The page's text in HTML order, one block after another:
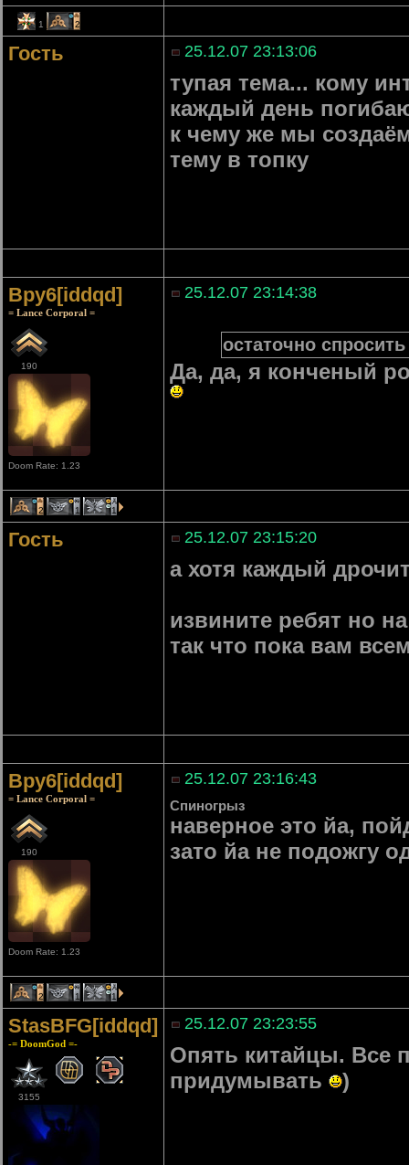
1 2
Гость 25.12.07 23:13:06
тупая тема... кому
каждый день
к чему же мы
тему в топку
Bpy6[iddqd]
= Lance Corporal =
190
Doom Rate: 1.23
25.12.07 23:14:38
остаточно
Да, да, я конченый
2 1 1
Гость 25.12.07 23:15:20
а хотя каждый
извините ребят но
так что пока вам
Bpy6[iddqd]
= Lance Corporal =
190
Doom Rate: 1.23
25.12.07 23:16:43
Спиногрыз
наверное это йа,
зато йа не подожгу
2 1 1
StasBFG[iddqd]
-= DoomGod =-
3155
25.12.07 23:23:55
Опять китайцы. Все
придумывать
)